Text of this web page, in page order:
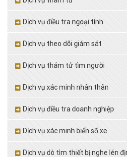
Dịch vụ điều tra ngoại tình
Dịch vụ theo dõi giám sát
Dịch vụ thám tử tìm người
Dịch vụ xác minh nhân thân
Dịch vụ điều tra doanh nghiệp
Dịch vụ xác minh biển số xe
Dịch vụ dò tìm thiết bị nghe lén